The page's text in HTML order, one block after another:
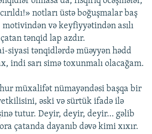
notları üstə boğuşmalar baş
motivindən və keyfiyyətindən asılı
tənqid lap azdır.
siyasi tənqidlərdə müəyyən hədd
indi sarı simə toxunmalı olacağam.
müxalifət nümayəndəsi başqa bir
əski və sürtük ifadə ilə
tutur. Deyir, deyir, deyir… gəlib
çatanda dayanıb dəvə kimi xıxır.